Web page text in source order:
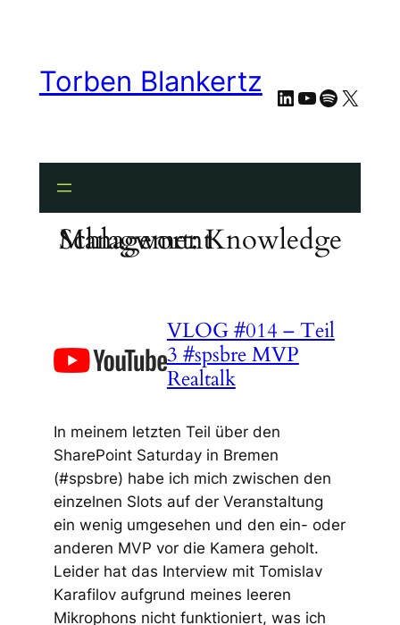
springenTorben Blankertz LinkedIn
YouTube
Spotify
X
Schlagwort:
Knowledge Management
VLOG #014 – Teil
3 #spsbre MVP
Realtalk
In meinem letzten Teil über den
SharePoint Saturday in Bremen
(#spsbre) habe ich mich zwischen den
einzelnen Slots auf der Veranstaltung
ein wenig umgesehen und den ein- oder
anderen MVP vor die Kamera geholt.
Leider hat das Interview mit Tomislav
Karafilov aufgrund meines leeren
Mikrophons nicht funktioniert, was ich